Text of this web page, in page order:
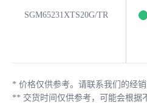
SGM65231XTS20G/TR
* 价格仅供参考。请联系我们的经销
** 交货时间仅供参考，可能会根据